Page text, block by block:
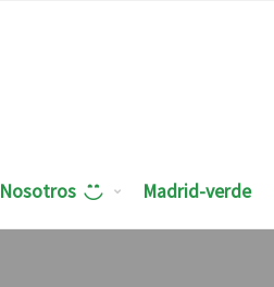
Nosotros Madrid-verde